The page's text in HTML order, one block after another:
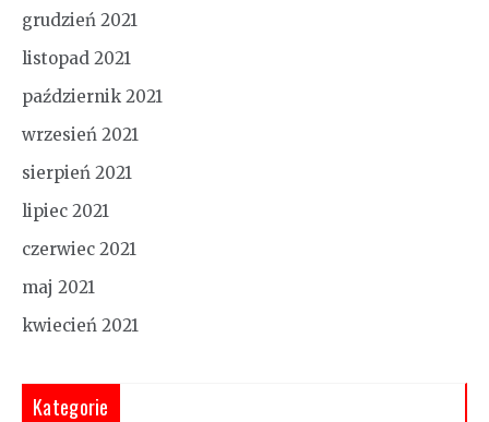
grudzień 2021
listopad 2021
październik 2021
wrzesień 2021
sierpień 2021
lipiec 2021
czerwiec 2021
maj 2021
kwiecień 2021
Kategorie